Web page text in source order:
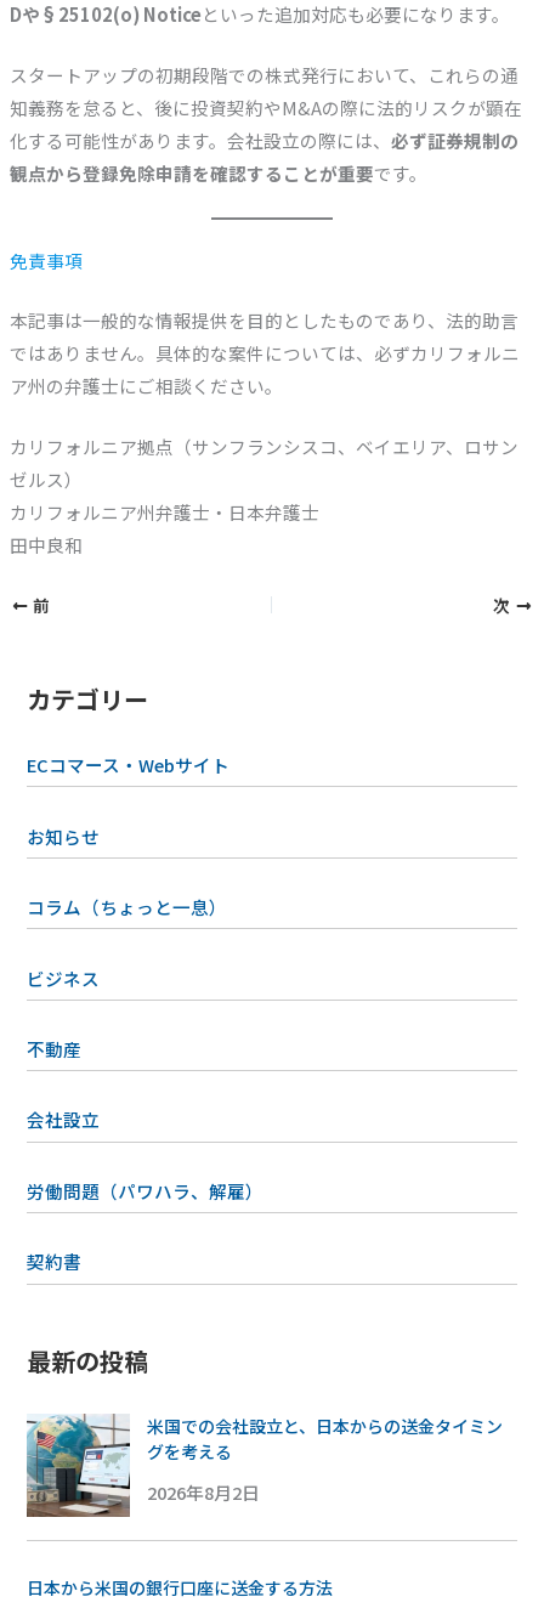
Dや§25102(o) Noticeといった追加対応も必要になります。
スタートアップの初期段階での株式発行において、これらの通
知義務を怠ると、後に投資契約やM&Aの際に法的リスクが顕在
化する可能性があります。会社設立の際には、 必ず証券規制の
観点から登録免除申請を確認することが重要です。
免責事項
本記事は一般的な情報提供を目的としたものであり、法的助言
ではありません。具体的な案件については、必ずカリフォルニ
ア州の弁護士にご相談ください。
カリフォルニア拠点（サンフランシスコ、ベイエリア、ロサン
ゼルス）
カリフォルニア州弁護士・日本弁護士
田中良和
前 次
カテゴリー
ECコマース・Webサイト
お知らせ
コラム（ちょっと一息）
ビジネス
不動産
会社設立
労働問題（パワハラ、解雇）
契約書
最新の投稿
米国での会社設立と、日本からの送金タイミン
グを考える
2026年8月2日
日本から米国の銀行口座に送金する方法